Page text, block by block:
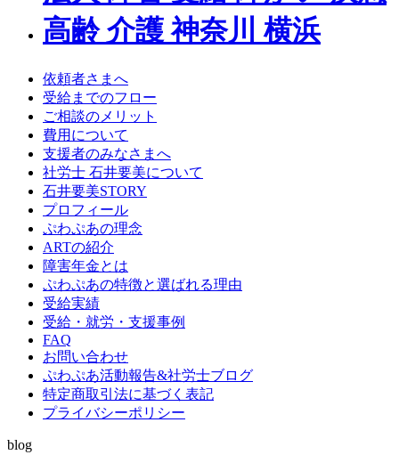
依頼者さまへ
受給までのフロー
ご相談のメリット
費用について
支援者のみなさまへ
社労士 石井要美について
石井要美STORY
プロフィール
ぷわぷあの理念
ARTの紹介
障害年金とは
ぷわぷあの特徴と選ばれる理由
受給実績
受給・就労・支援事例
FAQ
お問い合わせ
ぷわぷあ活動報告&社労士ブログ
特定商取引法に基づく表記
プライバシーポリシー
blog